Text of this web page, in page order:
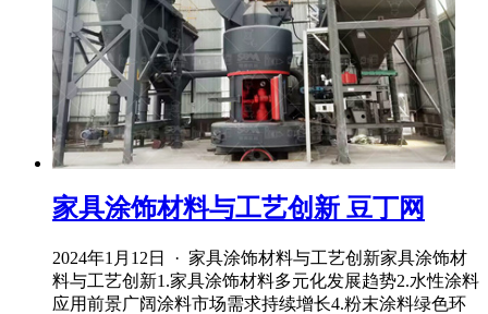
家具涂饰材料与工艺创新 豆丁网
2024年1月12日 · 家具涂饰材料与工艺创新家具涂饰材
料与工艺创新1.家具涂饰材料多元化发展趋势2.水性涂料
应用前景广阔涂料市场需求持续增长4.粉末涂料绿色环